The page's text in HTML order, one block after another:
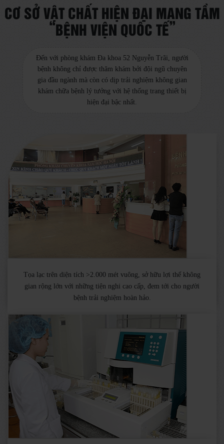
CƠ SỞ VẬT CHẤT HIỆN ĐẠI MANG TẦM
“BỆNH VIỆN QUỐC TẾ”
Đến với phòng khám Đa khoa 52 Nguyễn Trãi, người
bệnh không chỉ được thăm khám bởi đội ngũ chuyên
gia đầu ngành mà còn có dịp trải nghiệm không gian
khám chữa bệnh lý tưởng với hệ thống trang thiết bị
hiện đại bậc nhất.
Tọa lạc trên diện tích >2.000 mét vuông, sở hữu lợi thế không
gian rộng lớn với những tiện nghi cao cấp, đem tới cho người
bệnh trải nghiệm hoàn hảo.